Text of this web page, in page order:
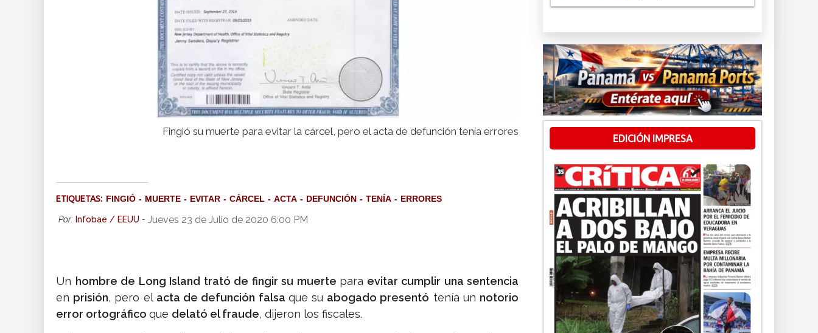
Fingió su muerte para evitar la cárcel, pero el acta de defunción tenía errores
ETIQUETAS: FINGIÓ MUERTE EVITAR CÁRCEL ACTA DEFUNCIÓN TENÍA ERRORES
Por: Infobae / EEUU - Jueves 23 de Julio de 2020 6:00 PM
Un hombre de Long Island trató de fingir su muerte para evitar cumplir una sentencia
en prisión, pero el acta de defunción falsa que su abogado presentó tenía un notorio
error ortográfico que delató el fraude, dijeron los fiscales.
EDICIÓN IMPRESA